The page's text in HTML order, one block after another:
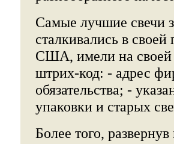
Самые лучшие свечи
сталкивались в своей
США, имели на своей
штрих-код: - адрес
обязательства; -
упаковки и старых
Более того,